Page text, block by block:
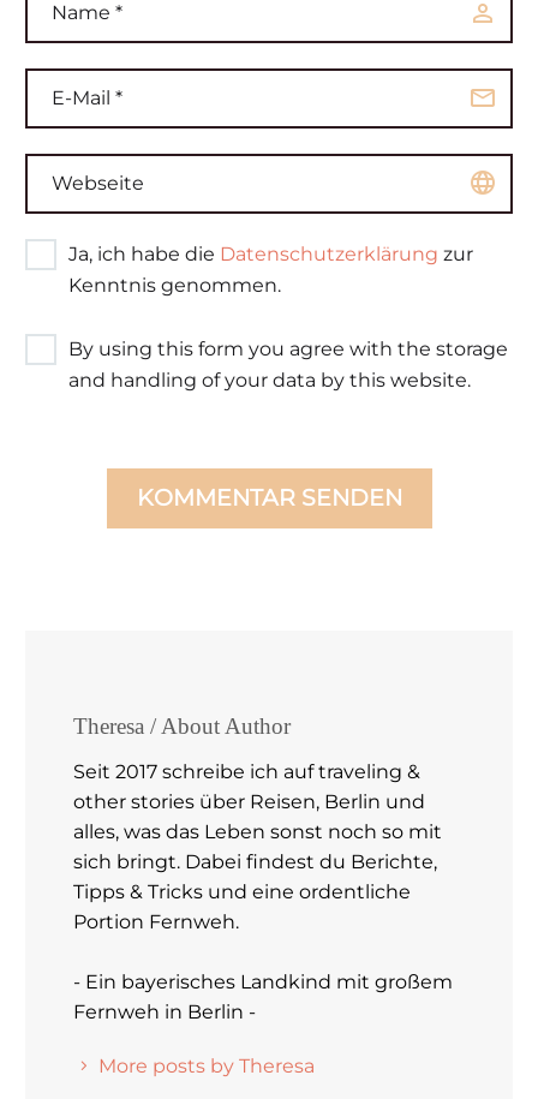
Ja, ich habe die Datenschutzerklärung zur
Kenntnis genommen.
By using this form you agree with the storage
and handling of your data by this website.
KOMMENTAR SENDEN
Theresa / About Author
Seit 2017 schreibe ich auf traveling &
other stories über Reisen, Berlin und
alles, was das Leben sonst noch so mit
sich bringt. Dabei findest du Berichte,
Tipps & Tricks und eine ordentliche
Portion Fernweh.
- Ein bayerisches Landkind mit großem
Fernweh in Berlin -
More posts by Theresa